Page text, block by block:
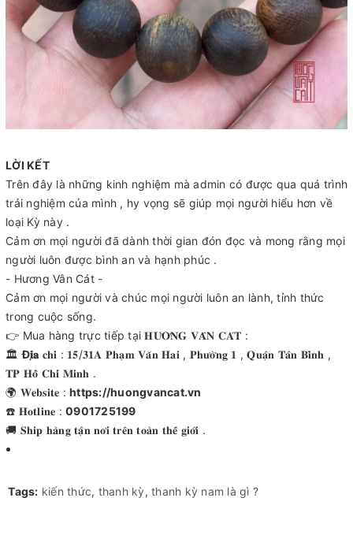
LỜI KẾT
Trên đây là những kinh nghiệm mà admin có được qua quá trình
trải nghiệm của mình , hy vọng sẽ giúp mọi người hiểu hơn về
loại Kỳ này .
Cảm ơn mọi người đã dành thời gian đón đọc và mong rằng mọi
người luôn được bình an và hạnh phúc .
- Hương Vân Cát -
Cảm ơn mọi người và chúc mọi người luôn an lành, tỉnh thức
trong cuộc sống.
👉 Mua hàng trực tiếp tại 𝐇𝐔̛𝐎̛𝐍𝐆 𝐕𝐀̂𝐍 𝐂𝐀́𝐓 :
🏛Đ𝐢̣𝐚𝐜𝐡𝐢̉ : 𝟏𝟓/𝟑𝟏𝐀 𝐏𝐡𝐚̣𝐦 𝐕𝐚̆𝐧 𝐇𝐚𝐢 , 𝐏𝐡𝐮̛𝐨̛̀𝐧𝐠 𝟏 , 𝐐𝐮𝐚̣̂𝐧 𝐓𝐚̂𝐧 𝐁𝐢̀𝐧𝐡 ,
𝐓𝐏 𝐇𝐨̂̀ 𝐂𝐡𝐢́ 𝐌𝐢𝐧𝐡 .
🌍 𝐖𝐞𝐛𝐬𝐢𝐭𝐞 : https://huongvancat.vn
☎️ 𝐇𝐨𝐭𝐥𝐢𝐧𝐞 : 0901725199
🚚 𝐒𝐡𝐢𝐩 𝐡𝐚̀𝐧𝐠 𝐭𝐚̣̂𝐧 𝐧𝐨̛𝐢 𝐭𝐫𝐞̂𝐧 𝐭𝐨𝐚̀𝐧 𝐭𝐡𝐞̂́ 𝐠𝐢𝐨̛́𝐢 .
Tags: kiến thức, thanh kỳ, thanh kỳ nam là gì ?